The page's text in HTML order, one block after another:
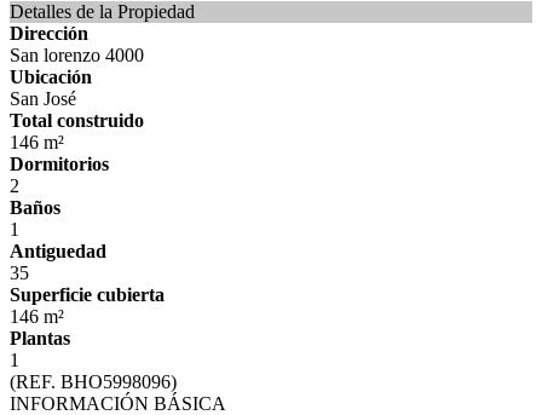
Detalles de la Propiedad
Dirección
San lorenzo 4000
Ubicación
San José
Total construido
146 m²
Dormitorios
2
Baños
1
Antiguedad
35
Superficie cubierta
146 m²
Plantas
1
(REF. BHO5998096)
INFORMACIÓN BÁSICA